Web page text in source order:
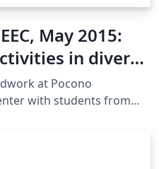
May 2015:
in diverse
at Pocono
from
May 2005.